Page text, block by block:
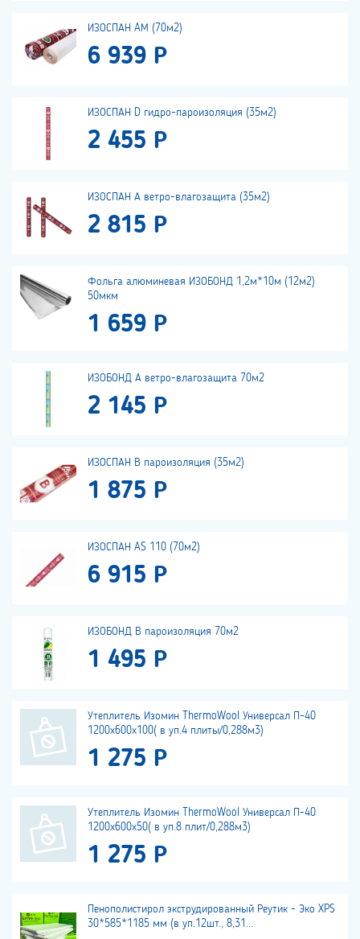
ИЗОСПАН AМ (70м2)
6 939 Р
ИЗОСПАН D гидро-пароизоляция (35м2)
2 455 Р
ИЗОСПАН А ветро-влагозащита (35м2)
2 815 Р
Фольга алюминевая ИЗОБОНД 1,2м*10м (12м2)
50мкм
1 659 Р
ИЗОБОНД А ветро-влагозащита 70м2
2 145 Р
ИЗОСПАН В пароизоляция (35м2)
1 875 Р
ИЗОСПАН AS 110 (70м2)
6 915 Р
ИЗОБОНД В пароизоляция 70м2
1 495 Р
Утеплитель Изомин ThermoWool Универсал П-40
1200х600х100( в уп.4 плиты/0,288м3)
1 275 Р
Утеплитель Изомин ThermoWool Универсал П-40
1200х600х50( в уп.8 плит/0,288м3)
1 275 Р
Пенополистирол экструдированный Реутик - Эко XPS
30*585*1185 мм (в уп.12шт., 8,31...